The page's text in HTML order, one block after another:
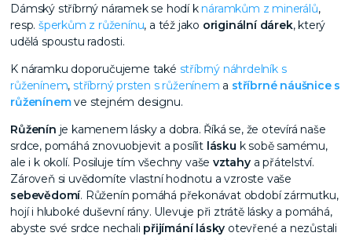
Dámský stříbrný náramek se hodí k náramkům z minerálů,
resp. šperkům z růženínu, a též jako originální dárek, který
udělá spoustu radosti.
K náramku doporučujeme také stříbrný náhrdelník s
růženínem, stříbrný prsten s růženínem a stříbrné náušnice s
růženínemve stejném designu.
Růženín je kamenem lásky a dobra. Říká se, že otevírá naše
srdce, pomáhá znovuobjevit a posílit lásku k sobě samému,
ale i k okolí. Posiluje tím všechny vaše vztahya přátelství.
Zároveň si uvědomíte vlastní hodnotu a vzroste vaše
sebevědomí. Růženín pomáhá překonávat období zármutku,
hojí i hluboké duševní rány. Ulevuje při ztrátě lásky a pomáhá,
abyste své srdce nechali přijímání lásky otevřené a nezůstali